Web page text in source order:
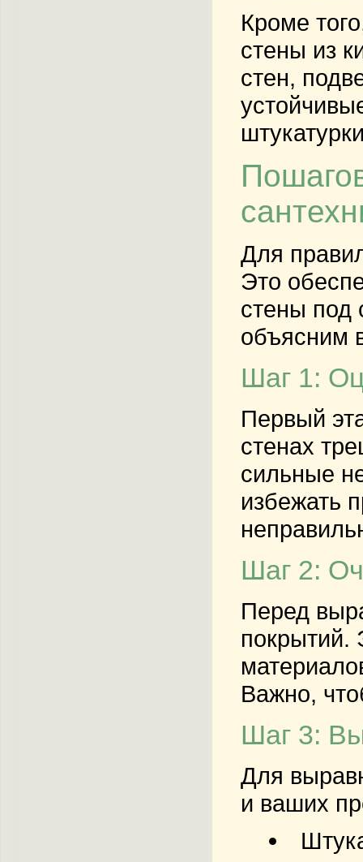
Кроме
стены из
стен,
Для
Это
стены под
объясним
Шаг 1:
Первый
стенах
сильные
избежать
Шаг 2:
Перед
покрытий.
Важно,
Шаг 3:
Для
и ваших